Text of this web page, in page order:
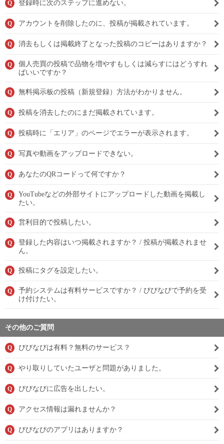
Q 登録時に次のステップに進めない。
Q アカウントを削除したのに、投稿が掲載されています。
Q 消去もしくは掲載終了となった投稿のコピーはありますか？
Q
個人売買の投稿で品物を増やすもしくは減らすにはどうすれ
ばいいですか？
Q 無料掲示板の投稿（新規登録）方法がわかりません。
Q 投稿を消去したのにまだ掲載されています。
Q 投稿時に「エリア」のページでエラーが表示されます。
Q 写真や動画をアップロードできない。
Q あなたのQRコードって何ですか？
Q
YouTubeなどの外部サイトにアップロードした動画を掲載し
たい。
Q 営利目的で投稿したい。
Q
登録した内容はいつ掲載されますか？ / 投稿が掲載されませ
ん。
Q 投稿にタグを設定したい。
Q
予約システムは有料サービスですか？ / びびなびで予約を受
け付けたい。
その他のご質問
Q びびなびは有料？無料のサービス？
Q やり取りしていたユーザと問題がありました。
Q びびなびに広告を出したい。
Q アクセス情報は漏れませんか？
Q びびなびのアプリはありますか？